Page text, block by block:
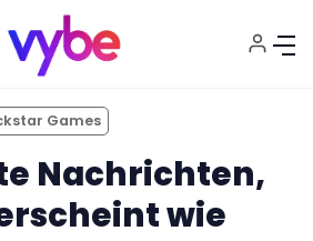
Games
Nachrichten,
wie